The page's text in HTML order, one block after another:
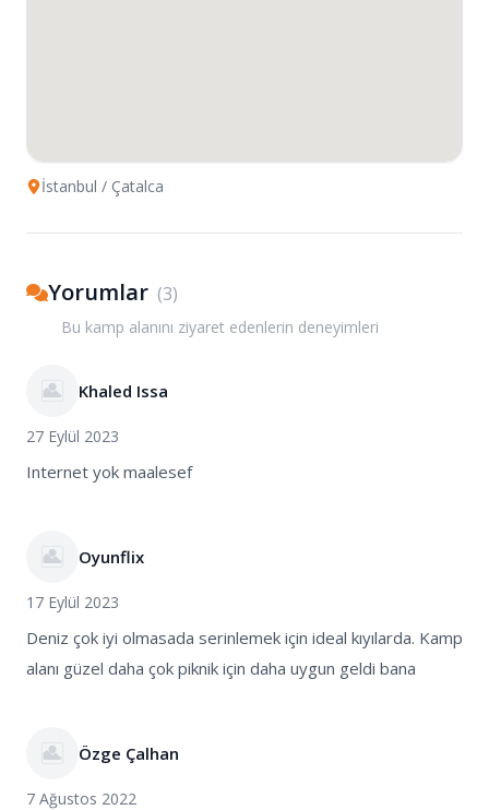
İstanbul / Çatalca
Yorumlar (3)
Bu kamp alanını ziyaret edenlerin deneyimleri
Khaled Issa
27 Eylül 2023
Internet yok maalesef
Oyunflix
17 Eylül 2023
Deniz çok iyi olmasada serinlemek için ideal kıyılarda. Kamp
alanı güzel daha çok piknik için daha uygun geldi bana
Özge Çalhan
7 Ağustos 2022